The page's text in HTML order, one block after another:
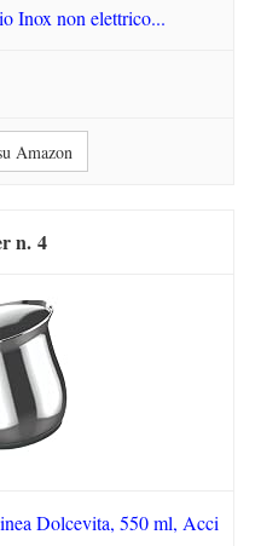
Inox non elettrico...
Amazon
4
Dolcevita, 550 ml, Acci